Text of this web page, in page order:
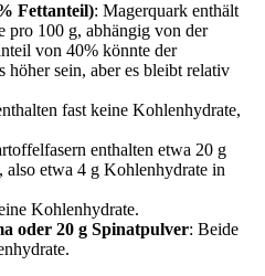
Fettanteil): Magerquark enthält
pro 100 g, abhängig von der
von 40% könnte der
höher sein, aber es bleibt relativ
fast keine Kohlenhydrate,
enthalten etwa 20 g
etwa 4 g Kohlenhydrate in
Kohlenhydrate.
oder 20 g Spinatpulver: Beide